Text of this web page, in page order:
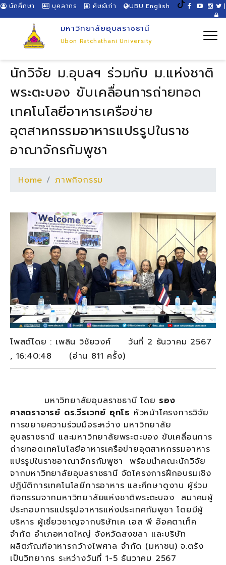
นักศึกษา บุคลากร ศิษย์เก่า UBU English |
มหาวิทยาลัยอุบลราชธานี
Ubon Ratchathani University
นักวิจัย ม.อุบลฯ ร่วมกับ ม.แห่งชาติ
พระตะบอง ขับเคลื่อนการถ่ายทอด
เทคโนโลยีอาหารเครือข่าย
อุตสาหกรรมอาหารแปรรูปในราช
อาณาจักรกัมพูชา
Home ภาพกิจกรรม
โพสต์โดย : เพลิน วิชัยวงศ์ วันที่ 2 ธันวาคม 2567
, 16:40:48 (อ่าน 811 ครั้ง)
มหาวิทยาลัยอุบลราชธานี โดย รอง
ศาสตราจารย์ ดร.วีรเวทย์ อุทโธ หัวหน้าโครงการวิจัย
การขยายความร่วมมือระหว่าง มหาวิทยาลัย
อุบลราชธานี และมหาวิทยาลัยพระตะบอง ขับเคลื่อนการ
ถ่ายทอดเทคโนโลยีอาหารเครือข่ายอุตสาหกรรมอาหาร
แปรรูปในราชอาณาจักรกัมพูชา พร้อมนำคณะนักวิจัย
จากมหาวิทยาลัยอุบลราชธานี จัดโครงการฝึกอบรมเชิง
ปฏิบัติการเทคโนโลยีการอาหาร และศึกษาดูงาน ผู้ร่วม
กิจกรรมจากมหาวิทยาลัยแห่งชาติพระตะบอง สมาคมผู้
ประกอบการแปรรูปอาหารแห่งประเทศกัมพูชา โดยมีผู้
บริหาร ผู้เชี่ยวชาญจากบริษัทเค เอส พี อ๊อคตาเท็ค
จำกัด อำเภอหาดใหญ่ จังหวัดสงขลา และบริษัท
ผลิตภัณฑ์อาหารกว้างไพศาล จำกัด (มหาชน) จ.ตรัง
เป็นวิทยากร ระหว่างวันที่ 1-5 ธันวาคม 2567